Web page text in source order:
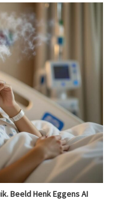
Beeld Henk Eggens AI